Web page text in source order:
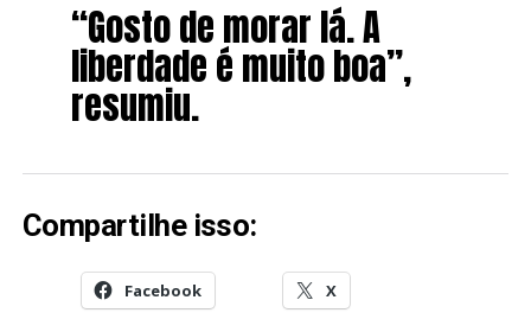
“Gosto de morar lá. A
liberdade é muito boa”,
resumiu.
Compartilhe isso:
Facebook X